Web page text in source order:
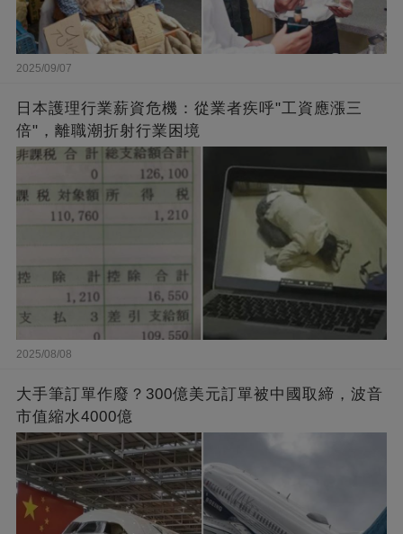
2025/09/07
日本護理行業薪資危機：從業者疾呼"工資應漲三
倍"，離職潮折射行業困境
2025/08/08
大手筆訂單作廢？300億美元訂單被中國取締，波音
市值縮水4000億